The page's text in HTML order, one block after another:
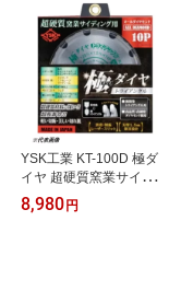
YSK工業 KT-100D 極ダ
イヤ 超硬質窯業サイディ
ング用
8,980 円